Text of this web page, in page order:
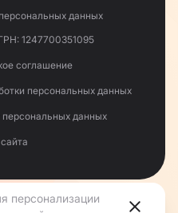
соблюдение
таких как бар-
еврейских
и укрепляют связь
– это пример того,
свои традиции
общества. Ее
являются
и духовного
персонализации
данных
1247700351095
соглашение
персональных данных
персональных данных